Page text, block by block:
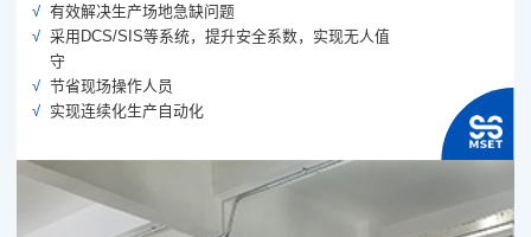
有效解决生产场地急缺问题
采用DCS/SIS等系统，提升安全系数，实现无人值
守
节省现场操作人员
实现连续化生产自动化